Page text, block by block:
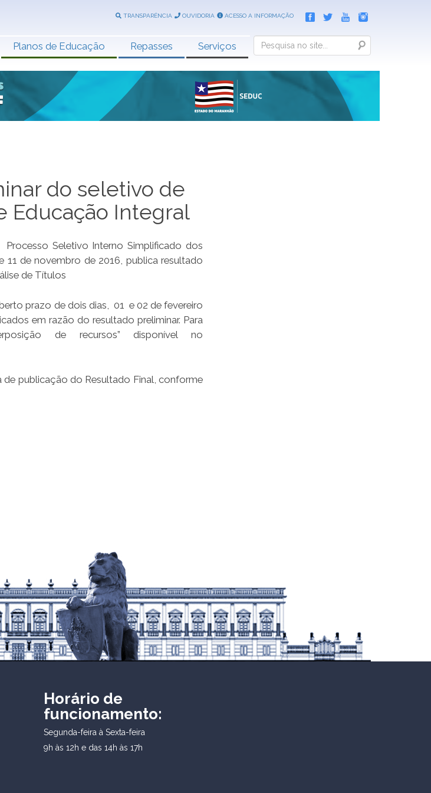
TRANSPARÊNCIA OUVIDORIA ACESSO A INFORMAÇÃO
Planos de Educação Repasses Serviços Search
do seletivo de
Educação Integral
Seletivo Interno Simplificado dos
11 de novembro de 2016, publica resultado
de Títulos
prazo de dois dias, 01 e 02 de fevereiro
em razão do resultado preliminar. Para
de recursos” disponível no
publicação do Resultado Final, conforme
Horário de
funcionamento:
Segunda-feira à Sexta-feira
9h às 12h e das 14h às 17h